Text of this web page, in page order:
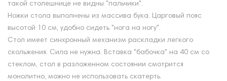
такой столешнице не видны "пальчики".
Ножки стола выполнены из массива бука. Царговый пояс
высотой 10 см, удобно сидеть "нога на ногу".
Стол имеет синхронный механизм раскладки легкого
скольжения. Сила не нужна. Вставка "бабочка" на 40 см со
стеклом, стол в разложенном состоянии смотрится
монолитно, можно не использовать скатерть.